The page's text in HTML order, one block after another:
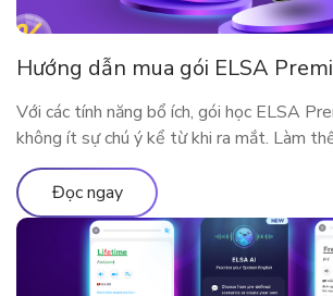
Hướng dẫn mua gói ELSA
Với các tính năng bổ ích, gói học ELSA
không ít sự chú ý kể từ khi ra mắt. Làm
ELSA Premium 3 tháng?
Đọc ngay